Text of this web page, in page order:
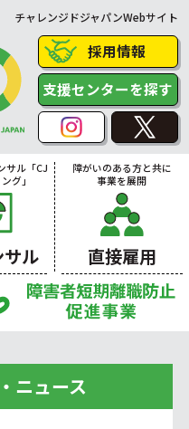
チャレンジドジャパンWebサイト
採用情報
支援センターを探す
サル「CJ
グ」
ル
障がいのある方と共に
事業を展開
直接雇用
ニュース